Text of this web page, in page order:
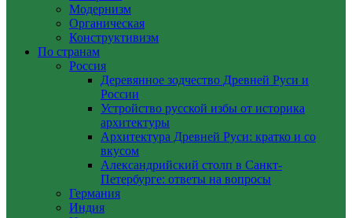
Модернизм
Органическая
Конструктивизм
По странам
Россия
Деревянное зодчество Древней Руси и
России
Устройство русской избы от историка
архитектуры
Архитектура Древней Руси: кратко и со
вкусом
Александрийский столп в Санкт-
Петербурге: ответы на вопросы
Германия
Индия